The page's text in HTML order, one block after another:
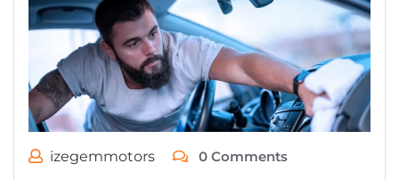
izegemmotors 0 Comments